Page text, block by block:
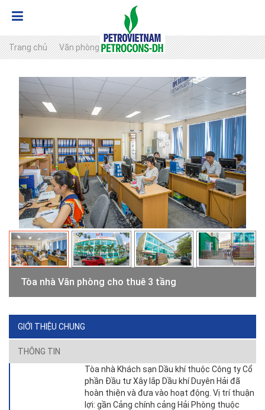
Trang chủ Văn phòng cho thuê
Tòa nhà Văn phòng cho thuê 3 tầng
GIỚI THIỆU CHUNG
THÔNG TIN
Tòa nhà Khách sạn Dầu khí thuộc Công ty Cổ
phần Đầu tư Xây lắp Dầu khí Duyên Hải đã
hoàn thiện và đưa vào hoạt động. Vị trí thuận
lợi: gần Cảng chính cảng Hải Phòng thuộc